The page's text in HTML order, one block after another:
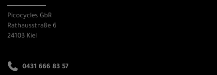
Picocycles GbR
Rathausstraße 6
24103 Kiel
0431 666 83 57